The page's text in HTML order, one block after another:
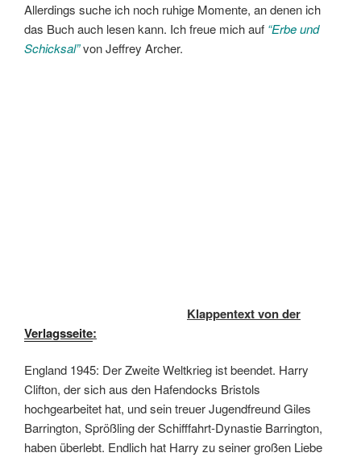
Allerdings suche ich noch ruhige Momente, an denen ich
das Buch auch lesen kann. Ich freue mich auf “Erbe und
Schicksal”von Jeffrey Archer.
Klappentext von der
Verlagsseite:
England 1945: Der Zweite Weltkrieg ist beendet. Harry
Clifton, der sich aus den Hafendocks Bristols
hochgearbeitet hat, und sein treuer Jugendfreund Giles
Barrington, Sprößling der Schifffahrt-Dynastie Barrington,
haben überlebt. Endlich hat Harry zu seiner großen Liebe